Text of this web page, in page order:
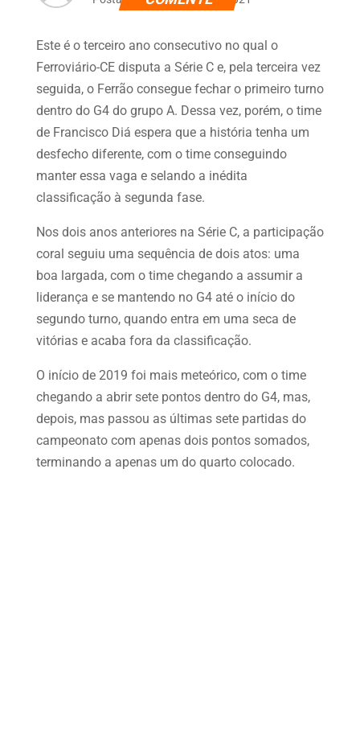
Este é o terceiro ano consecutivo no qual o
Ferroviário-CE disputa a Série C e, pela terceira vez
seguida, o Ferrão consegue fechar o primeiro turno
dentro do G4 do grupo A. Dessa vez, porém, o time
de Francisco Diá espera que a história tenha um
desfecho diferente, com o time conseguindo
manter essa vaga e selando a inédita
classificação à segunda fase.
Nos dois anos anteriores na Série C, a participação
coral seguiu uma sequência de dois atos: uma
boa largada, com o time chegando a assumir a
liderança e se mantendo no G4 até o início do
segundo turno, quando entra em uma seca de
vitórias e acaba fora da classificação.
O início de 2019 foi mais meteórico, com o time
chegando a abrir sete pontos dentro do G4, mas,
depois, mas passou as últimas sete partidas do
campeonato com apenas dois pontos somados,
terminando a apenas um do quarto colocado.